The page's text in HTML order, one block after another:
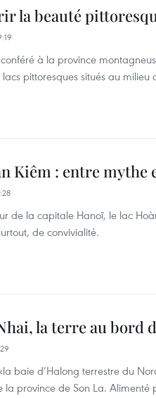
la beauté
à la province
pittoresques situés au
Kiêm : entre mythe
de la capitale Hanoï, le lac
de convivialité.
la terre au bord
baie d’Halong terrestre du
la province de Son La. Alimenté